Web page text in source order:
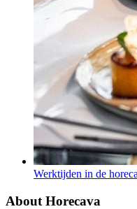
Werktijden in de
About Horecava